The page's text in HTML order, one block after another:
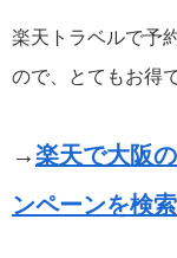
楽天トラベルで予
ので、とてもお得
→楽天で大阪
ンペーンを検索